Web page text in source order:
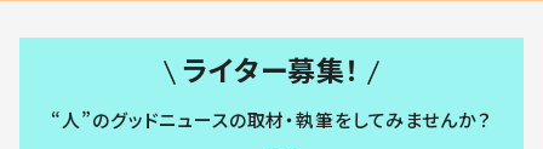
ライター募集！
“人”のグッドニュースの取材・執筆をしてみませんか？